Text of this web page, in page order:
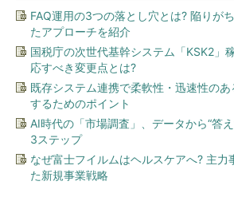
FAQ運用の3つの落とし穴とは? 陥りが
たアプローチを紹介
国税庁の次世代基幹システム「KSK2」
応すべき変更点とは?
既存システム連携で柔軟性・迅速性の
するためのポイント
AI時代の「市場調査」、データから“答
3ステップ
なぜ富士フイルムはヘルスケアへ? 主力
た新規事業戦略